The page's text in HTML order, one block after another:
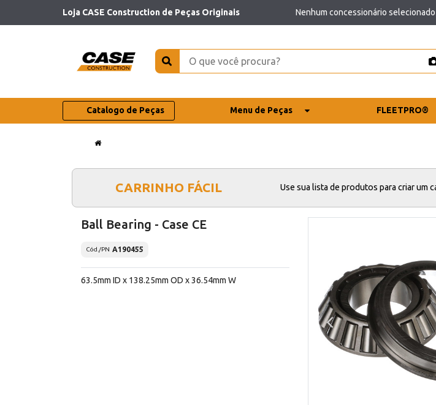
Loja CASE Construction de Peças Originais Nenhum concessionário selecionado
Catalogo de Peças Menu de Peças FLEETPRO®
CARRINHO FÁCIL Use sua lista de produtos para criar um
Ball Bearing - Case CE
Cód./PN A190455
63.5mm ID x 138.25mm OD x 36.54mm W